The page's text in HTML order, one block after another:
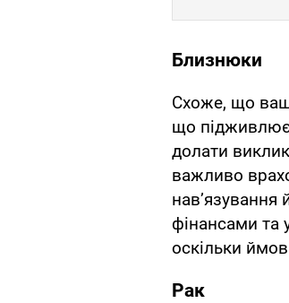
Близнюки
Схоже, що
що підживлює
долати
важливо
нав’язування
фінансами та
оскільки
Рак